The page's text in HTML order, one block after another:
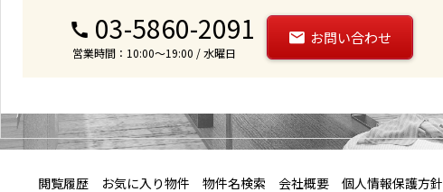
03-5860-2091
営業時間：10:00～19:00 / 水曜日
お問い合わせ
閲覧履歴 お気に入り物件 物件名検索 会社概要 個人情報保護方針